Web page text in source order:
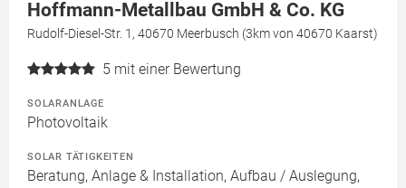
Hoffmann-Metallbau GmbH & Co. KG
Rudolf-Diesel-Str. 1, 40670 Meerbusch (3km von 40670 Kaarst)
5 mit einer Bewertung
SOLARANLAGE
Photovoltaik
SOLAR TÄTIGKEITEN
Beratung, Anlage & Installation, Aufbau / Auslegung,